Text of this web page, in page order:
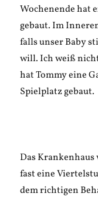
Wochenende hat
gebaut. Im
falls unser Baby
will. Ich weiß
hat Tommy eine
Spielplatz gebaut.
Das
fast eine
dem richtigen